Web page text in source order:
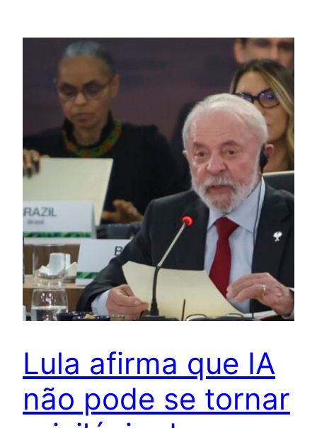
Lula afirma que IA
não pode se tornar